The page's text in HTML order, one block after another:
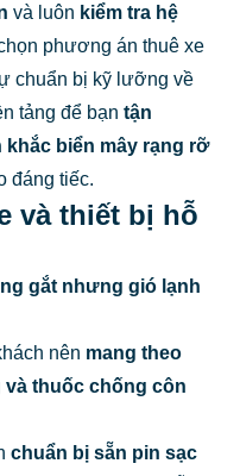
và luôn kiểm tra hệ
phương án thuê xe
chuẩn bị kỹ lưỡng về
tảng để bạn tận
biển mây rạng rỡ
đáng tiếc.
và thiết bị hỗ
gắt nhưng gió lạnh
nên mang theo
thuốc chống côn
chuẩn bị sẵn pin sạc